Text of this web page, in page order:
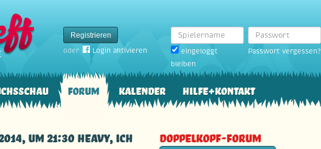
Registrieren
oder
Login aktivieren
Spielername
eingeloggt
bleiben
Passwort
Passwort vergessen?
Forum Kalender Hilfe+Kontakt
um 21:30 Heavy, ich
Doppelkopf-Forum